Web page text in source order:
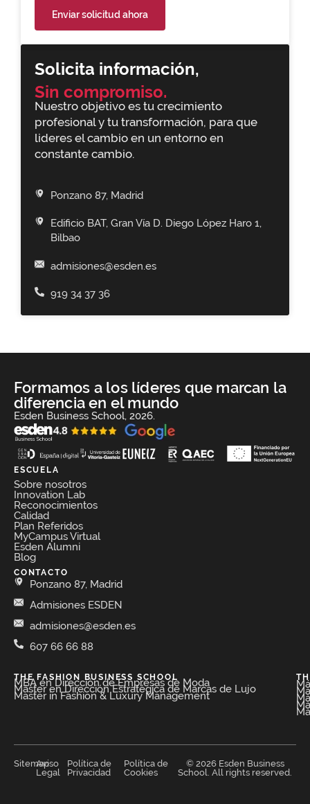
Solicita información,
Sin compromiso.
Nuestro objetivo es tu crecimiento
profesional y tu transformación, para que
lideres el cambio en un entorno en
constante cambio.
Ponzano 87, Madrid
Edificio BAT, Gran Vía D. Diego López Haro 1,
Bilbao
admisiones@esden.es
919 34 37 36
Enviar solicitud ahora
Formamos a los líderes que marcan la
diferencia en el mundo
Esden Business School, 2026.
ESCUELA
Sobre nosotros
Innovation Lab
Reconocimientos
Calidad
Plan Referidos
MyCampus Virtual
Esden Alumni
Blog
CONTACTO
Ponzano 87, Madrid
Admisiones ESDEN
admisiones@esden.es
607 66 66 88
THE FASHION BUSINESS SCHOOL​
MBA en Dirección de Empresas de Moda​
Máster en Dirección Estratégica de Marcas de Lujo
Master in Fashion & Luxury Management
© 2026 Esden Business
School. All rights reserved.
Sitemap
Aviso
Legal
Política de
Privacidad
Política de
Cookies